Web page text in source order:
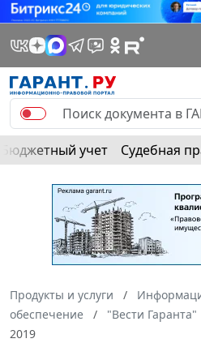
Бюджетный учет Судебная
Продукты и услуги
обеспечение
"Вести Гаранта"
2019